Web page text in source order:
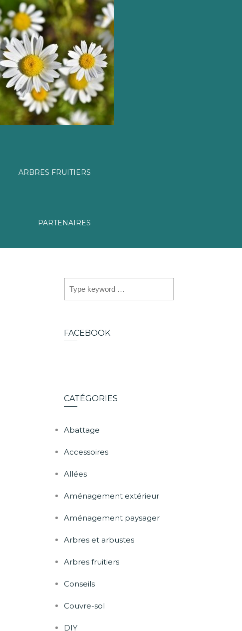
ARBRES FRUITIERS
PARTENAIRES
FACEBOOK
CATÉGORIES
Abattage
Accessoires
Allées
Aménagement extérieur
Aménagement paysager
Arbres et arbustes
Arbres fruitiers
Conseils
Couvre-sol
DIY